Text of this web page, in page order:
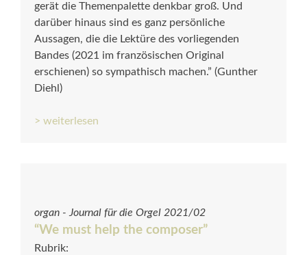
gerät die Themenpalette denkbar groß. Und
darüber hinaus sind es ganz persönliche
Aussagen, die die Lektüre des vorliegenden
Bandes (2021 im französischen Original
erschienen) so sympathisch machen.” (Gunther
Diehl)
> weiterlesen
organ - Journal für die Orgel 2021/02
“We must help the composer”
Rubrik: